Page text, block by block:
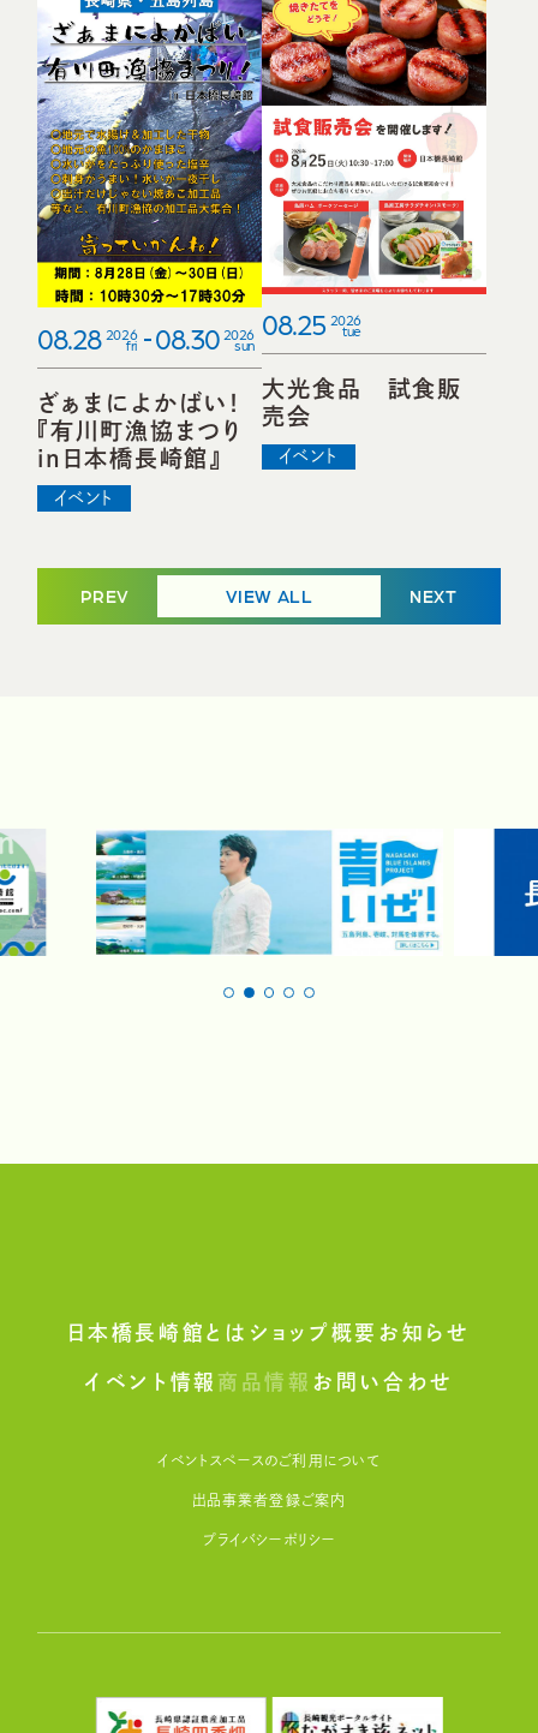
08.28 2026
fri 08.30 2026
sun
ざぁまによかばい！
『有川町漁協まつり
in日本橋長崎館』
イベント
08.25 2026
tue
大光食品 試食販
売会
イベント
PREV VIEW ALL NEXT
日本橋長崎館とは ショップ概要 お知らせ
イベント情報商品情報 お問い合わせ
イベントスペースのご利用について
出品事業者登録ご案内
プライバシーポリシー